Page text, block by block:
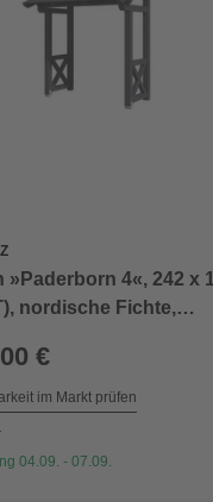
»Paderborn 4«, 242 x
nordische Fichte,
€
im Markt prüfen
04.09. - 07.09.